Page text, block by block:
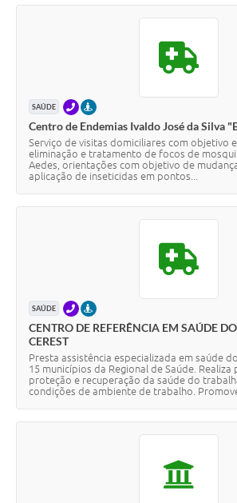
SAÚDE TELEFONEPRESENCIAL
Centro de Endemias Ivaldo José da Silva
Serviço de visitas domiciliares com objetivo
eliminação e tratamento de focos de
Aedes, orientações com objetivo de
aplicação de inseticidas em pontos...
SAÚDE TELEFONEPRESENCIAL
CENTRO DE REFERÊNCIA EM SAÚDE
CEREST
Presta assistência especializada em saúde
15 municípios da Regional de Saúde. Realiza
proteção e recuperação da saúde do
condições de ambiente de trabalho.